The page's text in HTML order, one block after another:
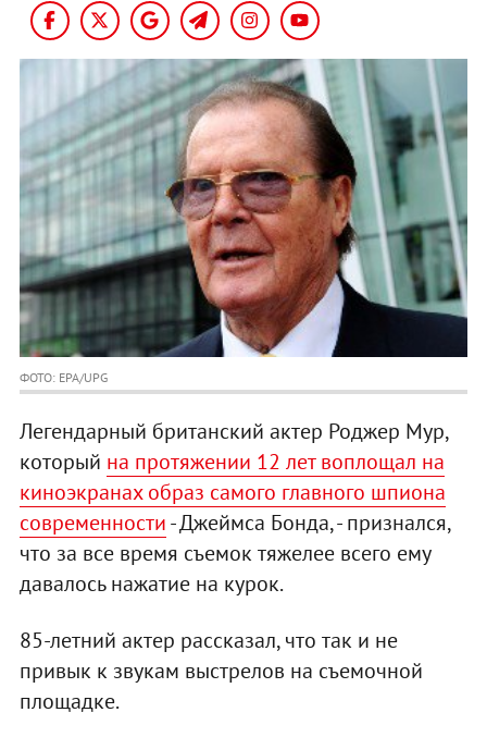
ФОТО: EPA/UPG
Легендарный британский актер Роджер Мур,
который на протяжении 12 лет воплощал на
киноэкранах образ самого главного шпиона
современности- Джеймса Бонда, - признался,
что за все время съемок тяжелее всего ему
давалось нажатие на курок.
85-летний актер рассказал, что так и не
привык к звукам выстрелов на съемочной
площадке.